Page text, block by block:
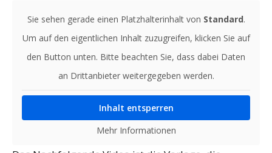
Sie sehen gerade einen Platzhalterinhalt von Standard.
Um auf den eigentlichen Inhalt zuzugreifen, klicken Sie auf
den Button unten. Bitte beachten Sie, dass dabei Daten
an Drittanbieter weitergegeben werden.
Inhalt entsperren
Mehr Informationen